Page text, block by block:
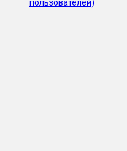
пользователей)